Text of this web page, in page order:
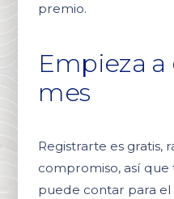
premio.
Empieza
mes
Registrarte es gratis,
compromiso, así
puede contar para